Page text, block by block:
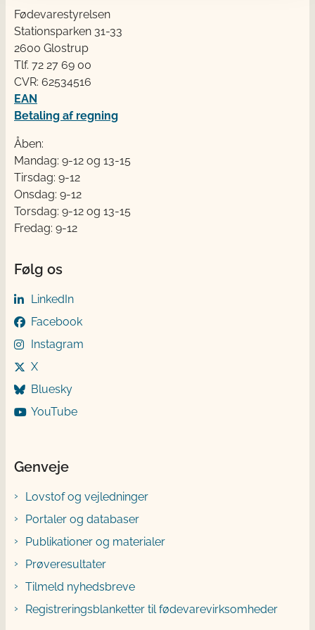
Fødevarestyrelsen
Stationsparken 31-33
2600 Glostrup
Tlf. 72 2​​​7 69 00
CVR: 62534516
EAN
Betaling af regning
Åben:
Mandag: 9-12 og 13-15
Tirsdag: 9-12
Onsdag: 9-12
Torsdag: 9-12 og 13-15
Fredag: 9-12
Følg os
LinkedIn
Facebook
Instagram
X
Bluesky
YouTube
Genveje
Lovstof og vejledninger
Portaler og databaser
Publikationer og materialer
Prøveresultater
Tilmeld nyhedsbreve
Registreringsblanketter til fødevarevirksomheder